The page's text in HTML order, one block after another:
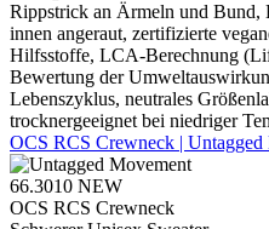
Rippstrick an Ärmeln und Bund,
innen angeraut, zertifizierte
Hilfsstoffe, LCA-Berechnung
Bewertung der
Lebenszyklus, neutrales
trocknergeeignet bei niedriger
OCS RCS Crewneck | Untagged
66.3010 NEW
OCS RCS Crewneck